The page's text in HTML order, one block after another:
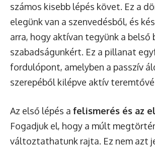
számos kisebb lépés követ. Ez a
elegünk van a szenvedésből, és
arra, hogy aktívan tegyünk a belső
szabadságunkért. Ez a pillanat
fordulópont, amelyben a passzív
szerepéből kilépve aktív
Az első lépés a felismerés és az
Fogadjuk el, hogy a múlt
változtathatunk rajta. Ez nem azt